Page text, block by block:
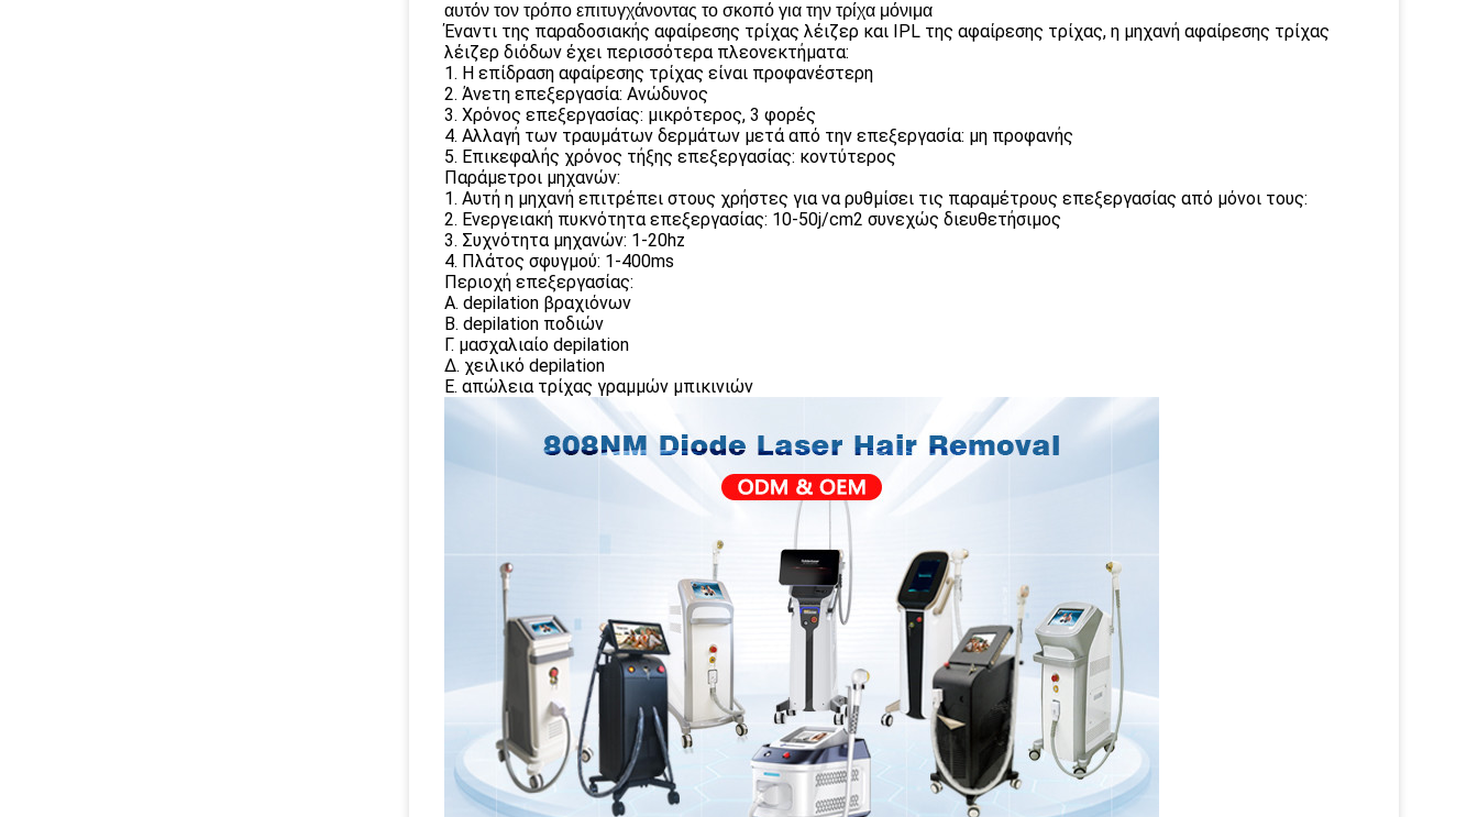
αυτόν τον τρόπο επιτυγχάνοντας το σκοπό για την τρίχα μόνιμα
Έναντι της παραδοσιακής αφαίρεσης τρίχας λέιζερ και IPL της αφαίρεσης τρίχας, η μηχανή αφαίρεσης τρίχας
λέιζερ διόδων έχει περισσότερα πλεονεκτήματα:
1. Η επίδραση αφαίρεσης τρίχας είναι προφανέστερη
2. Άνετη επεξεργασία: Ανώδυνος
3. Χρόνος επεξεργασίας: μικρότερος, 3 φορές
4. Αλλαγή των τραυμάτων δερμάτων μετά από την επεξεργασία: μη προφανής
5. Επικεφαλής χρόνος τήξης επεξεργασίας: κοντύτερος
Παράμετροι μηχανών:
1. Αυτή η μηχανή επιτρέπει στους χρήστες για να ρυθμίσει τις παραμέτρους επεξεργασίας από μόνοι τους:
2. Ενεργειακή πυκνότητα επεξεργασίας: 10-50j/cm2 συνεχώς διευθετήσιμος
3. Συχνότητα μηχανών: 1-20hz
4. Πλάτος σφυγμού: 1-400ms
Περιοχή επεξεργασίας:
Α. depilation βραχιόνων
Β. depilation ποδιών
Γ. μασχαλιαίο depilation
Δ. χειλικό depilation
Ε. απώλεια τρίχας γραμμών μπικινιών